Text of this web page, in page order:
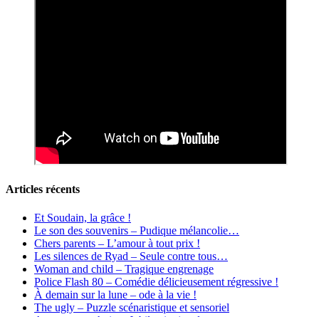
Articles récents
Et Soudain, la grâce !
Le son des souvenirs – Pudique mélancolie…
Chers parents – L’amour à tout prix !
Les silences de Ryad – Seule contre tous…
Woman and child – Tragique engrenage
Police Flash 80 – Comédie délicieusement régressive !
À demain sur la lune – ode à la vie !
The ugly – Puzzle scénaristique et sensoriel